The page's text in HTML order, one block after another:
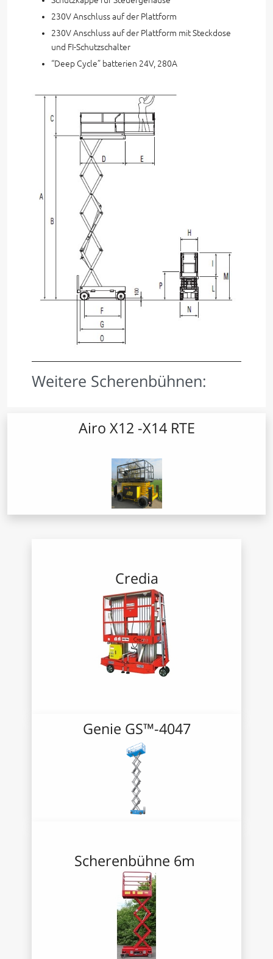
230V Anschluss auf der Plattform
230V Anschluss auf der Plattform mit Steckdose
und FI-Schutzschalter
“Deep Cycle” batterien 24V, 280A
Weitere Scherenbühnen:
Airo X12 -X14 RTE
Credia
Genie GS™-4047
Scherenbühne 6m